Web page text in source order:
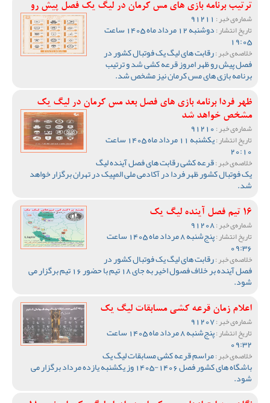
ترتیب برنامه بازی های مس کرمان در لیگ یک فصل پیش رو
شماره‌ی خبر :
تاریخ انتشار : دوشنبه 12 مرداد ماه 1405 ساعت
19:05
خلاصه‌ی خبر :رقابت های لیگ یک فوتبال کشور در
فصل پیش رو ظهر امروز قرعه کشی شد و ترتیب
برنامه بازی های مس کرمان نیز مشخص شد.
ظهر فردا برنامه بازی های فصل بعد مس کرمان در لیگ یک
مشخص خواهد شد
شماره‌ی خبر :
تاریخ انتشار : یکشنبه 11 مرداد ماه 1405 ساعت
20:10
خلاصه‌ی خبر :قرعه کشی رقابت های فصل آینده لیگ
یک فوتبال کشور ظهر فردا در آکادمی ملی المپیک در تهران برگزار خواهد
شد.
16 تیم فصل آینده لیگ یک
شماره‌ی خبر :
تاریخ انتشار : پنج‌شنبه 8 مرداد ماه 1405 ساعت
09:36
خلاصه‌ی خبر :رقابت های لیگ یک فوتبال کشور در
فصل آینده بر خلاف فصول اخیر به جای 18 تیم با حضور 16 تیم برگزار می
شود.
اعلام زمان قرعه کشی مسابقات لیگ یک
شماره‌ی خبر :
تاریخ انتشار : پنج‌شنبه 8 مرداد ماه 1405 ساعت
09:32
خلاصه‌ی خبر :مراسم قرعه کشی مسابقات لیگ یک
باشگاه های کشور فصل 1406-1405 وز یکشنبه یازده مرداد برگزار می
شود.